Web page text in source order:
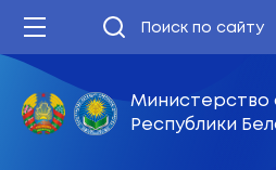
Министерство
Республики